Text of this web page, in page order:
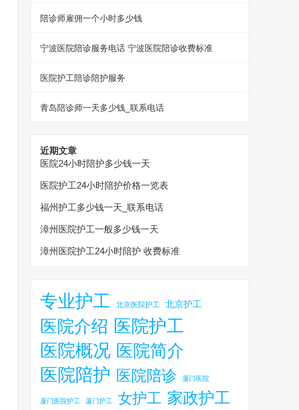
陪诊师雇佣一个小时多少钱
宁波医院陪诊服务电话 宁波医院陪诊收费标准
医院护工陪诊陪护服务
青岛陪诊师一天多少钱_联系电话
近期文章
医院24小时陪护多少钱一天
医院护工24小时陪护价格一览表
福州护工多少钱一天_联系电话
漳州医院护工一般多少钱一天
漳州医院护工24小时陪护 收费标准
专业护工 北京医院护工 北京护工
医院介绍 医院护工
医院概况 医院简介
医院陪护 医院陪诊 厦门医院
厦门医院护工 厦门护工 女护工 家政护工